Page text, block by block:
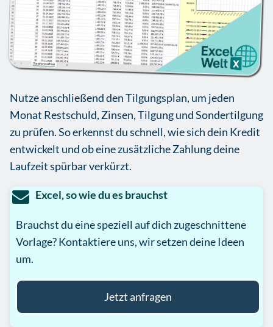
Nutze anschließend den Tilgungsplan, um jeden
Monat Restschuld, Zinsen, Tilgung und Sondertilgung
zu prüfen. So erkennst du schnell, wie sich dein Kredit
entwickelt und ob eine zusätzliche Zahlung deine
Laufzeit spürbar verkürzt.
Excel, so wie du es brauchst
Brauchst du eine speziell auf dich zugeschnittene
Vorlage? Kontaktiere uns, wir setzen deine Ideen
um.
Jetzt anfragen